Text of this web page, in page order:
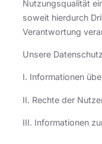
Nutzungsqualität
soweit hierdurch
Verantwortung
Unsere
I. Informationen
II. Rechte der
III. Informationen